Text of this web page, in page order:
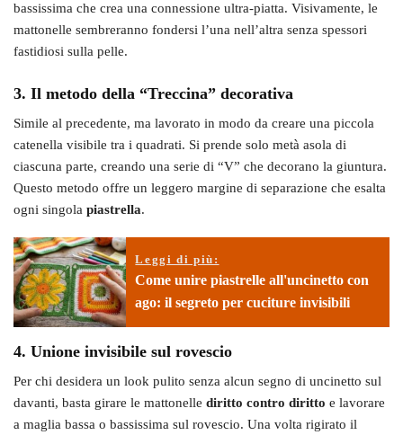
bassissima che crea una connessione ultra-piatta. Visivamente, le
mattonelle sembreranno fondersi l’una nell’altra senza spessori
fastidiosi sulla pelle.
3. Il metodo della “Treccina” decorativa
Simile al precedente, ma lavorato in modo da creare una piccola
catenella visibile tra i quadrati. Si prende solo metà asola di
ciascuna parte, creando una serie di “V” che decorano la giuntura.
Questo metodo offre un leggero margine di separazione che esalta
ogni singola piastrella.
Leggi di più:
Come unire piastrelle all'uncinetto con
ago: il segreto per cuciture invisibili
4. Unione invisibile sul rovescio
Per chi desidera un look pulito senza alcun segno di uncinetto sul
davanti, basta girare le mattonelle diritto contro diritto e lavorare
a maglia bassa o bassissima sul rovescio. Una volta rigirato il